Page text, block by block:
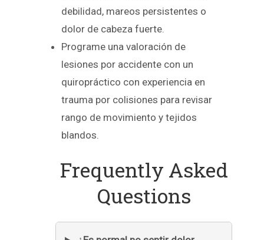
debilidad, mareos persistentes o
dolor de cabeza fuerte.
Programe una valoración de
lesiones por accidente con un
quiropráctico con experiencia en
trauma por colisiones para revisar
rango de movimiento y tejidos
blandos.
Frequently Asked
Questions